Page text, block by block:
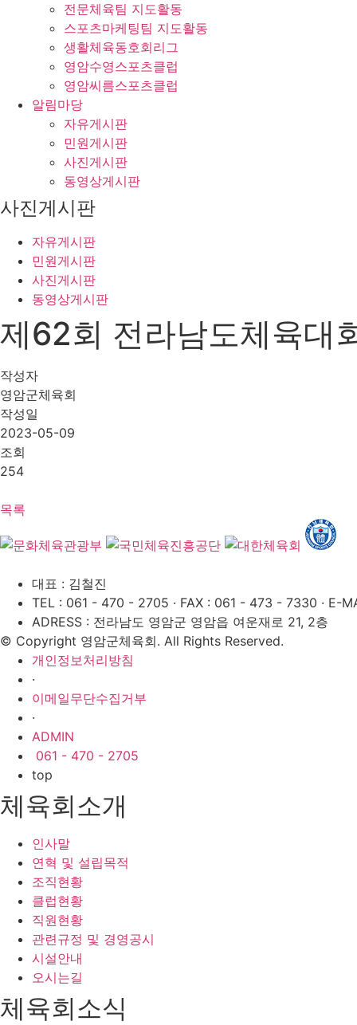
전문체육팀 지도활동
스포츠마케팅팀 지도활동
생활체육동호회리그
영암수영스포츠클럽
영암씨름스포츠클럽
알림마당
자유게시판
민원게시판
사진게시판
동영상게시판
사진게시판
자유게시판
민원게시판
사진게시판
동영상게시판
제62회 전라남도체육대
작성자
영암군체육회
작성일
2023-05-09
조회
254
목록
대표 : 김철진
TEL : 061 - 470 - 2705 · FAX : 061 - 473 - 7330 · E-
ADRESS : 전라남도 영암군 영암읍 여운재로 21, 2층
© Copyright 영암군체육회. All Rights Reserved.
개인정보처리방침
·
이메일무단수집거부
·
ADMIN
061 - 470 - 2705
top
체육회소개
인사말
연혁 및 설립목적
조직현황
클럽현황
직원현황
관련규정 및 경영공시
시설안내
오시는길
체육회소식